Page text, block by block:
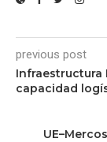
previous post
Infraestructura
capacidad